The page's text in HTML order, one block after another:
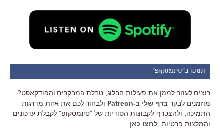
תמכו ב"סינמסקופ"
רוצים לעזור לממן את פעילות הבלוג, טבלת המבקרים והפודקאסט?
מוזמנים לבקר בדף שלי ב-Patreon
ולבחור לכם את אחת מדרגות
התמיכה, ולהצטרף לקבוצות הסודיות של "סינמסקופ" לקבלת עדכונים
והמלצות פרטיות. לחצו כאן